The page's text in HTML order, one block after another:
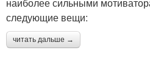
следующие вещи:
читать дальше →